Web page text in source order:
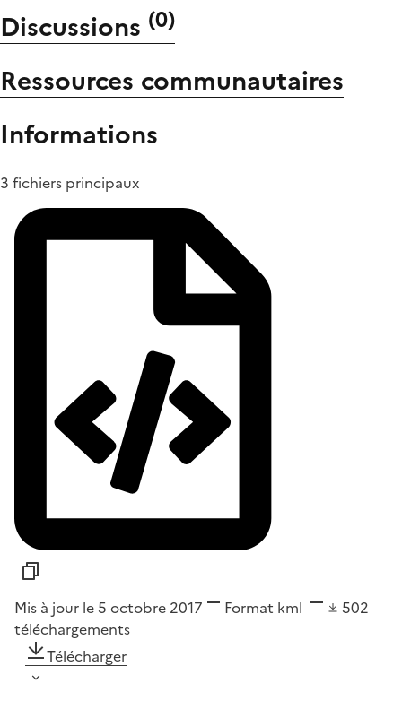
Discussions (0)
Ressources communautaires
Informations
3 fichiers principaux
Mis à jour le 5 octobre 2017 Format kml
502
téléchargements
Télécharger